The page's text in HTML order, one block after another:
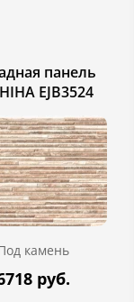
панель
EJB3524
камень
руб.